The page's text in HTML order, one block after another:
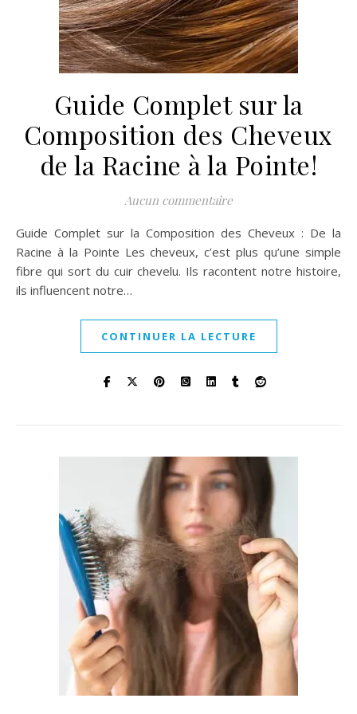
Guide Complet sur la
Composition des Cheveux
de la Racine à la Pointe!
Aucun commentaire
Guide Complet sur la Composition des Cheveux : De la
Racine à la Pointe Les cheveux, c’est plus qu’une simple
fibre qui sort du cuir chevelu. Ils racontent notre histoire,
ils influencent notre…
CONTINUER LA LECTURE